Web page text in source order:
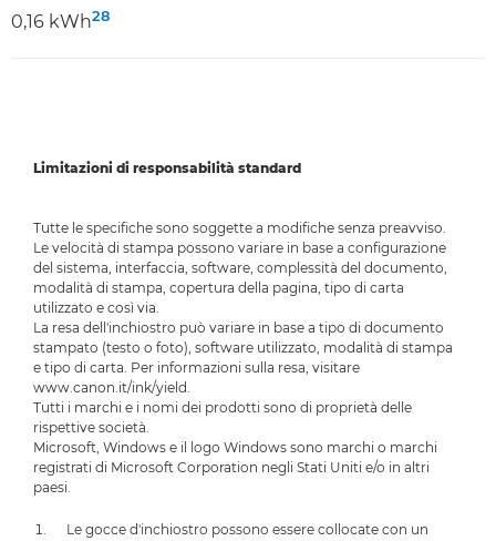
0,16 kWh28
Limitazioni di responsabilità standard
Tutte le specifiche sono soggette a modifiche senza preavviso.
Le velocità di stampa possono variare in base a configurazione
del sistema, interfaccia, software, complessità del documento,
modalità di stampa, copertura della pagina, tipo di carta
utilizzato e così via.
La resa dell'inchiostro può variare in base a tipo di documento
stampato (testo o foto), software utilizzato, modalità di stampa
e tipo di carta. Per informazioni sulla resa, visitare
www.canon.it/ink/yield.
Tutti i marchi e i nomi dei prodotti sono di proprietà delle
rispettive società.
Microsoft, Windows e il logo Windows sono marchi o marchi
registrati di Microsoft Corporation negli Stati Uniti e/o in altri
paesi.
Le gocce d'inchiostro possono essere collocate con un